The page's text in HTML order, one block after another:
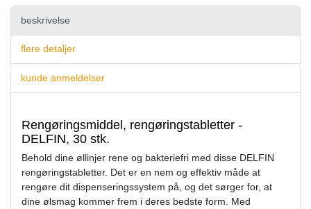
beskrivelse
flere detaljer
kunde anmeldelser
Rengøringsmiddel, rengøringstabletter -
DELFIN, 30 stk.
Behold dine øllinjer rene og bakteriefri med disse DELFIN
rengøringstabletter. Det er en nem og effektiv måde at
rengøre dit dispenseringssystem på, og det sørger for, at
dine ølsmag kommer frem i deres bedste form. Med